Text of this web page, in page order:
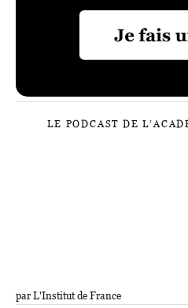
LE PODCAST DE
par L'Institut de France